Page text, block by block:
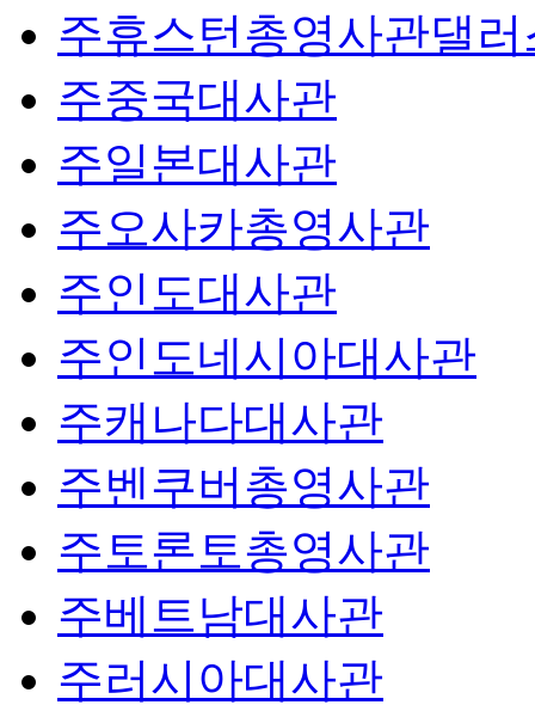
주휴스턴총영사관댈
주중국대사관
주일본대사관
주오사카총영사관
주인도대사관
주인도네시아대사관
주캐나다대사관
주벤쿠버총영사관
주토론토총영사관
주베트남대사관
주러시아대사관